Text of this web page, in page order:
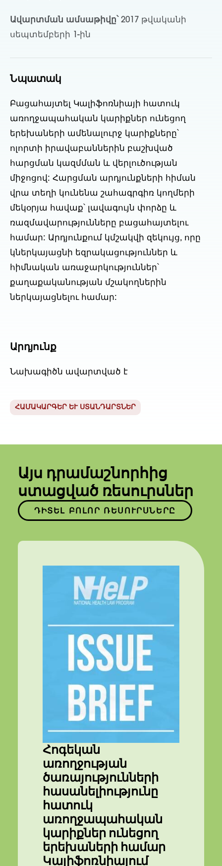
Ավարտման ամսաթիվը՝ 2017 թվականի
սեպտեմբերի 1-ին
Նպատակ
Բացահայտել Կալիֆոռնիայի հատուկ
առողջապահական կարիքներ ունեցող
երեխաների ամենալուրջ կարիքները՝
ոլորտի իրավաբաններին բաշխված
հարցման կազմման և վերլուծության
միջոցով: Հարցման արդյունքների հիման
վրա տեղի կունենա շահագրգիռ կողմերի
մեկօրյա հավաք՝ լավագույն փորձը և
ռազմավարությունները բացահայտելու
համար: Արդյունքում կմշակվի զեկույց, որը
կներկայացնի եզրակացություններ և
հիմնական առաջարկություններ՝
քաղաքականության մշակողներին
ներկայացնելու համար:
Արդյունք
Նախագիծն ավարտված է
ՀԱՄԱԿԱՐԳԵՐ ԵՒ ՍՏԱՆԴԱՐՏՆԵՐ
Այս դրամաշնորհից
ստացված ռեսուրսներ
ԴԻՏԵԼ ԲՈԼՈՐ ՌԵՍՈՒՐՍՆԵՐԸ
Հոգեկան
առողջության
ծառայությունների
հասանելիությունը
հատուկ
առողջապահական
կարիքներ ունեցող
երեխաների համար
Կալիֆոռնիայում